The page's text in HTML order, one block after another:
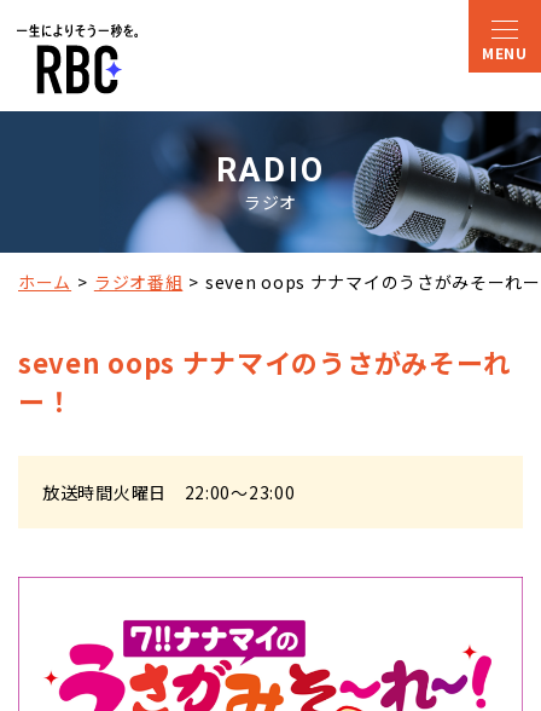
RADIO
ラジオ
ホーム ラジオ番組 seven oops ナナマイのうさがみそーれ
seven oops ナナマイのうさがみそーれ
ー！
放送時間火曜日 22:00～23:00